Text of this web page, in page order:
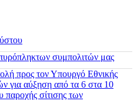
συμπολιτών μας
προς τον Υπουργό Εθνικής
για αύξηση από τα 6 στα 10
παροχής σίτισης των